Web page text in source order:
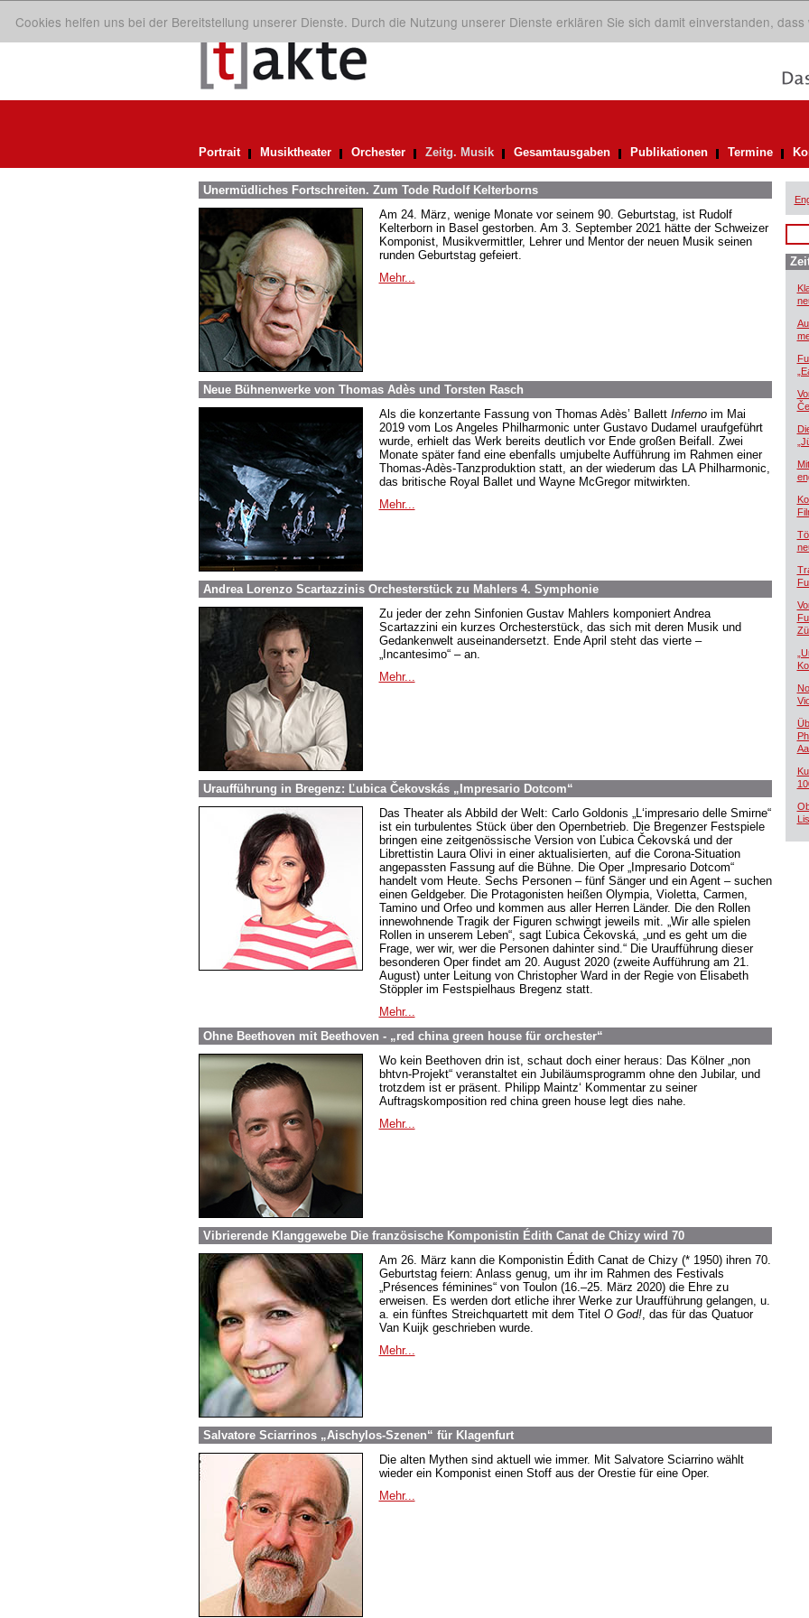
Cookies helfen uns bei der Bereitstellung unserer Dienste. Durch die Nutzung unserer Dienste erklären Sie sich damit einverstanden, dass
Portrait Musiktheater Orchester Zeitg. Musik Gesamtausgaben Publikationen Termine
Unermüdliches Fortschreiten. Zum Tode Rudolf Kelterborns
Am 24. März, wenige Monate vor seinem 90. Geburtstag, ist Rudolf
Kelterborn in Basel gestorben. Am 3. September 2021 hätte der Schweizer
Komponist, Musikvermittler, Lehrer und Mentor der neuen Musik seinen
runden Geburtstag gefeiert.
Mehr...
Neue Bühnenwerke von Thomas Adès und Torsten Rasch
Als die konzertante Fassung von Thomas Adès’ Ballett Infernoim Mai
2019 vom Los Angeles Philharmonic unter Gustavo Dudamel uraufgeführt
wurde, erhielt das Werk bereits deutlich vor Ende großen Beifall. Zwei
Monate später fand eine ebenfalls umjubelte Aufführung im Rahmen einer
Thomas-Adès-Tanzproduktion statt, an der wiederum das LA Philharmonic,
das britische Royal Ballet und Wayne McGregor mitwirkten.
Mehr...
Andrea Lorenzo Scartazzinis Orchesterstück zu Mahlers 4. Symphonie
Zu jeder der zehn Sinfonien Gustav Mahlers komponiert Andrea
Scartazzini ein kurzes Orchesterstück, das sich mit deren Musik und
Gedankenwelt auseinandersetzt. Ende April steht das vierte –
„Incantesimo“ – an.
Mehr...
Uraufführung in Bregenz: Ľubica Čekovskás „Impresario Dotcom“
Das Theater als Abbild der Welt: Carlo Goldonis „L‘impresario delle Smirne“
ist ein turbulentes Stück über den Opernbetrieb. Die Bregenzer Festspiele
bringen eine zeitgenössische Version von Ľubica Čekovská und der
Librettistin Laura Olivi in einer aktualisierten, auf die Corona-Situation
angepassten Fassung auf die Bühne. Die Oper „Impresario Dotcom“
handelt vom Heute. Sechs Personen – fünf Sänger und ein Agent – suchen
einen Geldgeber. Die Protagonisten heißen Olympia, Violetta, Carmen,
Tamino und Orfeo und kommen aus aller Herren Länder. Die den Rollen
innewohnende Tragik der Figuren schwingt jeweils mit. „Wir alle spielen
Rollen in unserem Leben“, sagt Ľubica Čekovská, „und es geht um die
Frage, wer wir, wer die Personen dahinter sind.“ Die Uraufführung dieser
besonderen Oper findet am 20. August 2020 (zweite Aufführung am 21.
August) unter Leitung von Christopher Ward in der Regie von Elisabeth
Stöppler im Festspielhaus Bregenz statt.
Mehr...
Ohne Beethoven mit Beethoven - „red china green house für orchester“
Wo kein Beethoven drin ist, schaut doch einer heraus: Das Kölner „non
bhtvn-Projekt“ veranstaltet ein Jubiläumsprogramm ohne den Jubilar, und
trotzdem ist er präsent. Philipp Maintz‘ Kommentar zu seiner
Auftragskomposition red china green house legt dies nahe.
Mehr...
Vibrierende Klanggewebe Die französische Komponistin Édith Canat de Chizy wird 70
Am 26. März kann die Komponistin Édith Canat de Chizy (* 1950) ihren 70.
Geburtstag feiern: Anlass genug, um ihr im Rahmen des Festivals
„Présences féminines“ von Toulon (16.–25. März 2020) die Ehre zu
erweisen. Es werden dort etliche ihrer Werke zur Uraufführung gelangen, u.
a. ein fünftes Streichquartett mit dem Titel O God!, das für das Quatuor
Van Kuijk geschrieben wurde.
Mehr...
Salvatore Sciarrinos „Aischylos-Szenen“ für Klagenfurt
Die alten Mythen sind aktuell wie immer. Mit Salvatore Sciarrino wählt
wieder ein Komponist einen Stoff aus der Orestie für eine Oper.
Mehr...